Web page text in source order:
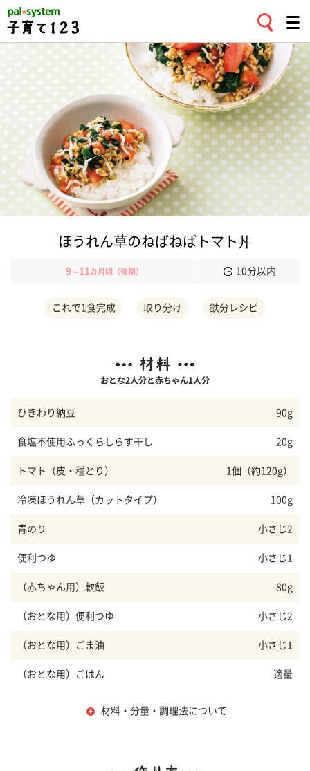
ほうれん草のねばねばトマト丼
9～ 11 カ月頃（後期） 10分以内
これで1食完成 取り分け 鉄分レシピ
おとな2人分と赤ちゃん1人分
ひきわり納豆 90g
食塩不使用ふっくらしらす干し 20g
トマト（皮・種とり） 1個（約120g）
冷凍ほうれん草（カットタイプ） 100g
青のり 小さじ2
便利つゆ 小さじ1
（赤ちゃん用）軟飯 80g
（おとな用）便利つゆ 小さじ2
（おとな用）ごま油 小さじ1
（おとな用）ごはん 適量
材料・分量・調理法について